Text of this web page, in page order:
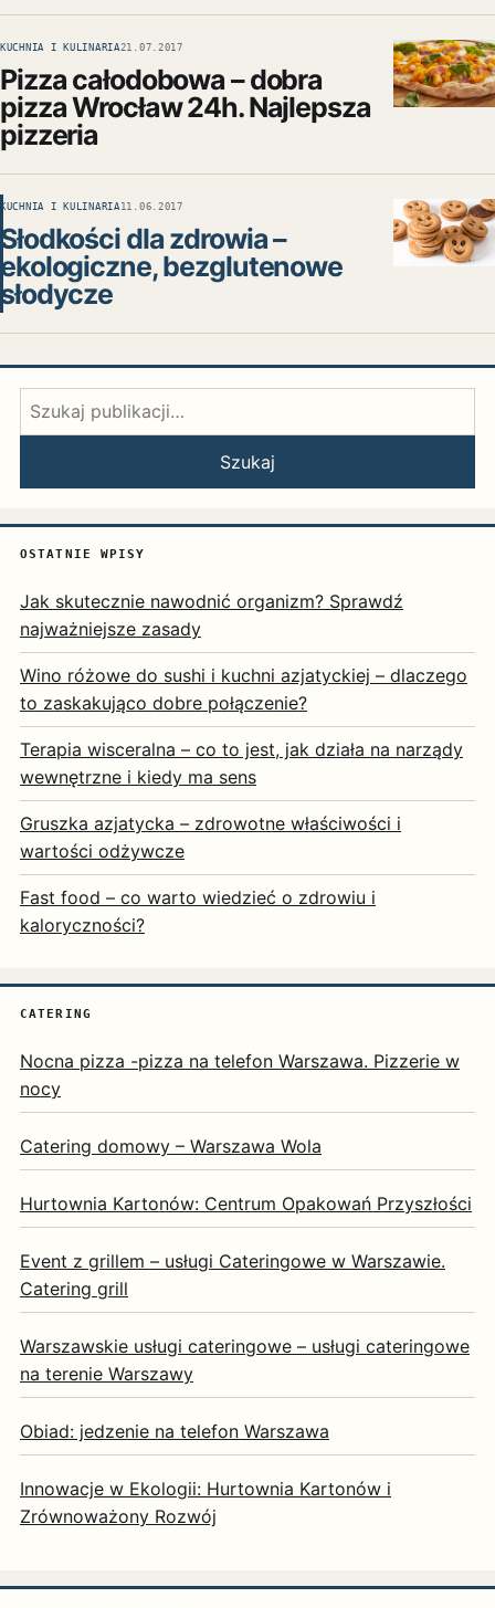
KUCHNIA I KULINARIA21.07.2017
Pizza całodobowa – dobra
pizza Wrocław 24h. Najlepsza
pizzeria
KUCHNIA I KULINARIA 11.06.2017
Słodkości dla zdrowia –
ekologiczne, bezglutenowe
słodycze
Szukaj:
Szukaj
OSTATNIE WPISY
Jak skutecznie nawodnić organizm? Sprawdź
najważniejsze zasady
Wino różowe do sushi i kuchni azjatyckiej – dlaczego
to zaskakująco dobre połączenie?
Terapia wisceralna – co to jest, jak działa na narządy
wewnętrzne i kiedy ma sens
Gruszka azjatycka – zdrowotne właściwości i
wartości odżywcze
Fast food – co warto wiedzieć o zdrowiu i
kaloryczności?
CATERING
Nocna pizza -pizza na telefon Warszawa. Pizzerie w
nocy
Catering domowy – Warszawa Wola
Hurtownia Kartonów: Centrum Opakowań Przyszłości
Event z grillem – usługi Cateringowe w Warszawie.
Catering grill
Warszawskie usługi cateringowe – usługi cateringowe
na terenie Warszawy
Obiad: jedzenie na telefon Warszawa
Innowacje w Ekologii: Hurtownia Kartonów i
Zrównoważony Rozwój